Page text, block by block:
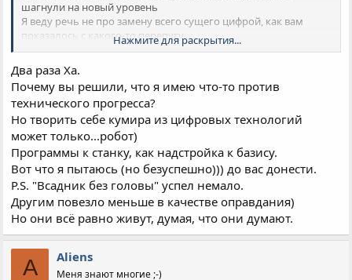
шагнули на новый уровень
Я веду речь не про замену всего сущего цифрой, как вам
показалось с какого-то перепугу.
Мир уже никогда не будет жить без цифры, хочется вам этого,
или не хочется.
Нажмите для раскрытия...
Два раза Ха.
Почему вы решили, что я имею что-то против
технического прогресса?
Но творить себе кумира из цифровых технологий
может только...робот)
Программы к станку, как надстройка к базису.
Вот что я пытаюсь (но безуспешно))) до вас донести.
P.S. "Всадник без головы" успел немало.
Другим повезло меньше в качестве оправдания)
Но они всё равно живут, думая, что они думают.
A Aliens
Меня знают многие ;-)